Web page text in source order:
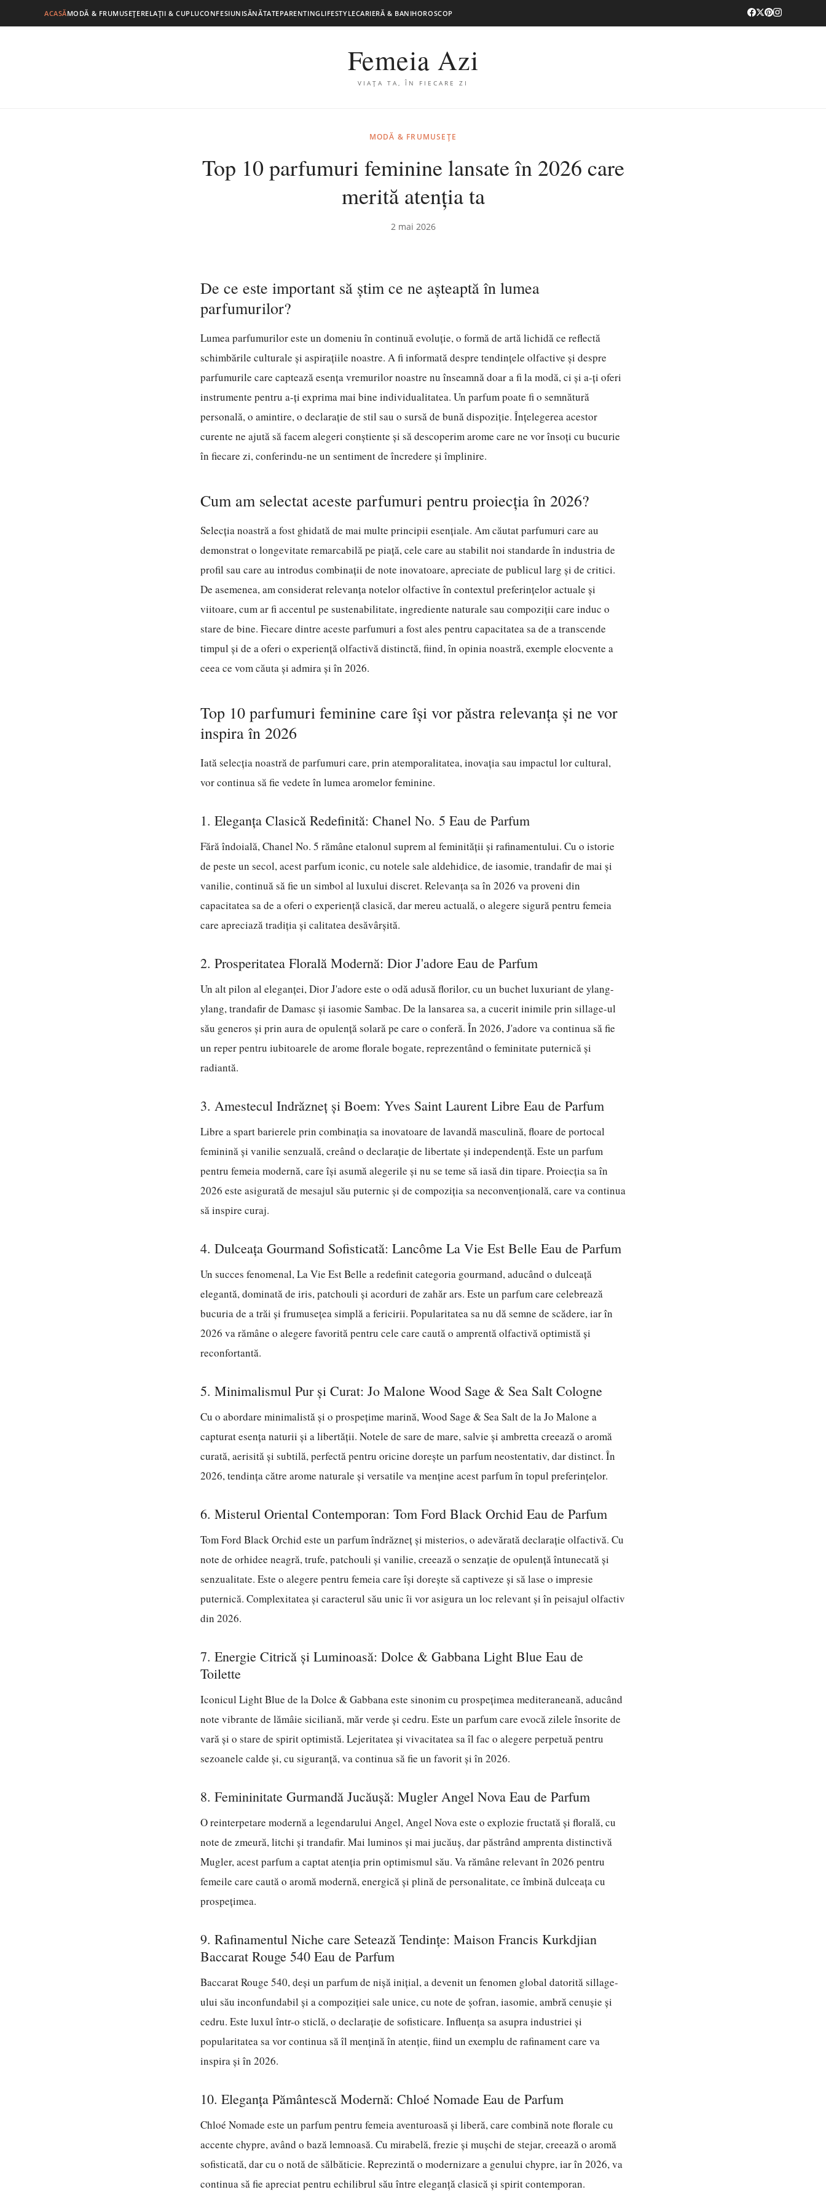
ACASĂMODĂ & FRUMUSEȚERELAȚII & CUPLUCONFESIUNISĂNĂTATEPARENTINGLIFESTYLECARIERĂ & BANIHOROSCOP
Femeia Azi
VIAȚA TA, ÎN FIECARE ZI
MODĂ & FRUMUSEȚE
Top 10 parfumuri feminine lansate în 2026 care
merită atenția ta
2 mai 2026
De ce este important să știm ce ne așteaptă în lumea
parfumurilor?
Lumea parfumurilor este un domeniu în continuă evoluție, o formă de artă lichidă ce reflectă
schimbările culturale și aspirațiile noastre. A fi informată despre tendințele olfactive și despre
parfumurile care captează esența vremurilor noastre nu înseamnă doar a fi la modă, ci și a-ți oferi
instrumente pentru a-ți exprima mai bine individualitatea. Un parfum poate fi o semnătură
personală, o amintire, o declarație de stil sau o sursă de bună dispoziție. Înțelegerea acestor
curente ne ajută să facem alegeri conștiente și să descoperim arome care ne vor însoți cu bucurie
în fiecare zi, conferindu-ne un sentiment de încredere și împlinire.
Cum am selectat aceste parfumuri pentru proiecția în 2026?
Selecția noastră a fost ghidată de mai multe principii esențiale. Am căutat parfumuri care au
demonstrat o longevitate remarcabilă pe piață, cele care au stabilit noi standarde în industria de
profil sau care au introdus combinații de note inovatoare, apreciate de publicul larg și de critici.
De asemenea, am considerat relevanța notelor olfactive în contextul preferințelor actuale și
viitoare, cum ar fi accentul pe sustenabilitate, ingrediente naturale sau compoziții care induc o
stare de bine. Fiecare dintre aceste parfumuri a fost ales pentru capacitatea sa de a transcende
timpul și de a oferi o experiență olfactivă distinctă, fiind, în opinia noastră, exemple elocvente a
ceea ce vom căuta și admira și în 2026.
Top 10 parfumuri feminine care își vor păstra relevanța și ne vor
inspira în 2026
Iată selecția noastră de parfumuri care, prin atemporalitatea, inovația sau impactul lor cultural,
vor continua să fie vedete în lumea aromelor feminine.
1. Eleganța Clasică Redefinită: Chanel No. 5 Eau de Parfum
Fără îndoială, Chanel No. 5 rămâne etalonul suprem al feminității și rafinamentului. Cu o istorie
de peste un secol, acest parfum iconic, cu notele sale aldehidice, de iasomie, trandafir de mai și
vanilie, continuă să fie un simbol al luxului discret. Relevanța sa în 2026 va proveni din
capacitatea sa de a oferi o experiență clasică, dar mereu actuală, o alegere sigură pentru femeia
care apreciază tradiția și calitatea desăvârșită.
2. Prosperitatea Florală Modernă: Dior J'adore Eau de Parfum
Un alt pilon al eleganței, Dior J'adore este o odă adusă florilor, cu un buchet luxuriant de ylang-
ylang, trandafir de Damasc și iasomie Sambac. De la lansarea sa, a cucerit inimile prin sillage-ul
său generos și prin aura de opulență solară pe care o conferă. În 2026, J'adore va continua să fie
un reper pentru iubitoarele de arome florale bogate, reprezentând o feminitate puternică și
radiantă.
3. Amestecul Indrăzneț și Boem: Yves Saint Laurent Libre Eau de Parfum
Libre a spart barierele prin combinația sa inovatoare de lavandă masculină, floare de portocal
feminină și vanilie senzuală, creând o declarație de libertate și independență. Este un parfum
pentru femeia modernă, care își asumă alegerile și nu se teme să iasă din tipare. Proiecția sa în
2026 este asigurată de mesajul său puternic și de compoziția sa neconvențională, care va continua
să inspire curaj.
4. Dulceața Gourmand Sofisticată: Lancôme La Vie Est Belle Eau de Parfum
Un succes fenomenal, La Vie Est Belle a redefinit categoria gourmand, aducând o dulceață
elegantă, dominată de iris, patchouli și acorduri de zahăr ars. Este un parfum care celebrează
bucuria de a trăi și frumusețea simplă a fericirii. Popularitatea sa nu dă semne de scădere, iar în
2026 va rămâne o alegere favorită pentru cele care caută o amprentă olfactivă optimistă și
reconfortantă.
5. Minimalismul Pur și Curat: Jo Malone Wood Sage & Sea Salt Cologne
Cu o abordare minimalistă și o prospețime marină, Wood Sage & Sea Salt de la Jo Malone a
capturat esența naturii și a libertății. Notele de sare de mare, salvie și ambretta creează o aromă
curată, aerisită și subtilă, perfectă pentru oricine dorește un parfum neostentativ, dar distinct. În
2026, tendința către arome naturale și versatile va menține acest parfum în topul preferințelor.
6. Misterul Oriental Contemporan: Tom Ford Black Orchid Eau de Parfum
Tom Ford Black Orchid este un parfum îndrăzneț și misterios, o adevărată declarație olfactivă. Cu
note de orhidee neagră, trufe, patchouli și vanilie, creează o senzație de opulență întunecată și
senzualitate. Este o alegere pentru femeia care își dorește să captiveze și să lase o impresie
puternică. Complexitatea și caracterul său unic îi vor asigura un loc relevant și în peisajul olfactiv
din 2026.
7. Energie Citrică și Luminoasă: Dolce & Gabbana Light Blue Eau de
Toilette
Iconicul Light Blue de la Dolce & Gabbana este sinonim cu prospețimea mediteraneană, aducând
note vibrante de lămâie siciliană, măr verde și cedru. Este un parfum care evocă zilele însorite de
vară și o stare de spirit optimistă. Lejeritatea și vivacitatea sa îl fac o alegere perpetuă pentru
sezoanele calde și, cu siguranță, va continua să fie un favorit și în 2026.
8. Femininitate Gurmandă Jucăușă: Mugler Angel Nova Eau de Parfum
O reinterpetare modernă a legendarului Angel, Angel Nova este o explozie fructată și florală, cu
note de zmeură, litchi și trandafir. Mai luminos și mai jucăuș, dar păstrând amprenta distinctivă
Mugler, acest parfum a captat atenția prin optimismul său. Va rămâne relevant în 2026 pentru
femeile care caută o aromă modernă, energică și plină de personalitate, ce îmbină dulceața cu
prospețimea.
9. Rafinamentul Niche care Setează Tendințe: Maison Francis Kurkdjian
Baccarat Rouge 540 Eau de Parfum
Baccarat Rouge 540, deși un parfum de nișă inițial, a devenit un fenomen global datorită sillage-
ului său inconfundabil și a compoziției sale unice, cu note de șofran, iasomie, ambră cenușie și
cedru. Este luxul într-o sticlă, o declarație de sofisticare. Influența sa asupra industriei și
popularitatea sa vor continua să îl mențină în atenție, fiind un exemplu de rafinament care va
inspira și în 2026.
10. Eleganța Pământescă Modernă: Chloé Nomade Eau de Parfum
Chloé Nomade este un parfum pentru femeia aventuroasă și liberă, care combină note florale cu
accente chypre, având o bază lemnoasă. Cu mirabelă, frezie și mușchi de stejar, creează o aromă
sofisticată, dar cu o notă de sălbăticie. Reprezintă o modernizare a genului chypre, iar în 2026, va
continua să fie apreciat pentru echilibrul său între eleganță clasică și spirit contemporan.